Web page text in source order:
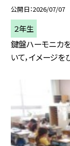
公開日 2026/07/07
２年生
鍵盤ハーモニカ
いて，イメージを